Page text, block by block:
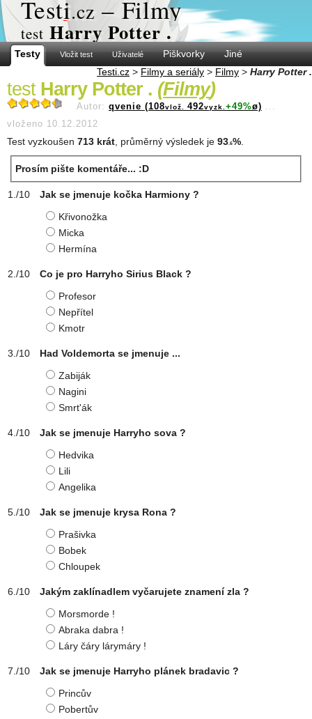
Testi.cz – Filmy
test Harry Potter .
Testy Vložit test Uživatelé Piškvorky
Jiné
Testi.cz > Filmy a seriály > Filmy > Harry Potter .
test Harry Potter . (Filmy)
Autor: qvenie (108vlož. 492vyzk. +49%ø) ...
vloženo 10.12.2012
Test vyzkoušen 713 krát , průměrný výsledek je 93 .6%
Prosím pište komentáře... :D
Jak se jmenuje kočka Harmiony ?
Křivonožka
Micka
Hermína
Co je pro Harryho Sirius Black ?
Profesor
Nepřítel
Kmotr
Had Voldemorta se jmenuje ...
Zabiják
Nagini
Smrt'ák
Jak se jmenuje Harryho sova ?
Hedvika
Lili
Angelika
Jak se jmenuje krysa Rona ?
Prašivka
Bobek
Chloupek
Jakým zaklínadlem vyčarujete znamení zla ?
Morsmorde !
Abraka dabra !
Láry čáry lárymáry !
Jak se jmenuje Harryho plánek bradavic ?
Princův
Pobertův